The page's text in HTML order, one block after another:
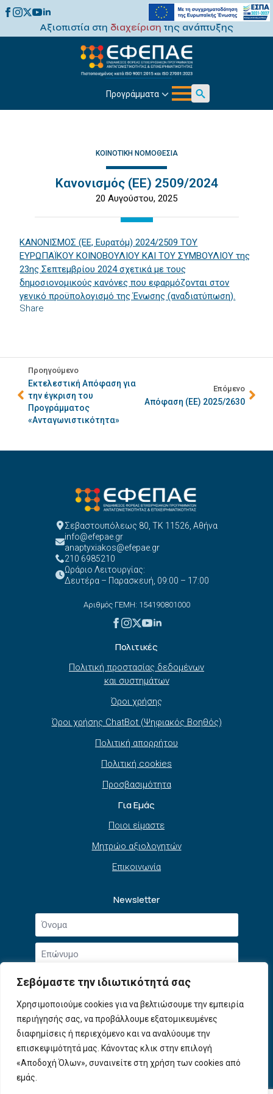
Σεβόμαστε την ιδιωτικότητά σας
Χρησιμοποιούμε cookies για να βελτιώσουμε την εμπειρία
περιήγησής σας, να προβάλλουμε εξατομικευμένες
διαφημίσεις ή περιεχόμενο και να αναλύουμε την
επισκεψιμότητά μας. Κάνοντας κλικ στην επιλογή
«Αποδοχή Όλων», συναινείτε στη χρήση των cookies από
εμάς.
Αξιοπιστία στη διαχείριση της ανάπτυξης
Προγράμματα
Search
ΚΟΙΝΟΤΙΚΉ ΝΟΜΟΘΕΣΊΑ
Κανονισμός (ΕΕ) 2509/2024
20 Αυγούστου, 2025
Share
ΚΑΝΟΝΙΣΜΟΣ (ΕΕ, Ευρατόμ) 2024/2509 ΤΟΥ
ΕΥΡΩΠΑΪΚΟΥ ΚΟΙΝΟΒΟΥΛΙΟΥ ΚΑΙ ΤΟΥ ΣΥΜΒΟΥΛΙΟΥ της
23ης Σεπτεμβρίου 2024 σχετικά με τους
δημοσιονομικούς κανόνες που εφαρμόζονται στον
γενικό προϋπολογισμό της Ένωσης (αναδιατύπωση).
Προηγούμενο
Εκτελεστική Απόφαση για
την έγκριση του
Προγράμματος
«Ανταγωνιστικότητα»
Επόμενο
Απόφαση (ΕΕ) 2025/2630
Σεβαστουπόλεως 80, ΤΚ 11526, Αθήνα
info@efepae.gr
anaptyxiakos@efepae.gr
210 6985210
Ωράριο Λειτουργίας:
Δευτέρα – Παρασκευή, 09:00 – 17:00
Αριθμός ΓΕΜΗ: 154190801000
Πολιτικές
Πολιτική προστασίας δεδομένων
και συστημάτων
Όροι χρήσης
Όροι χρήσης ChatBot (Ψηφιακός Βοηθός)
Πολιτική απορρήτου
Πολιτική cookies
Προσβασιμότητα
Για Εμάς
Ποιοι είμαστε
Μητρώο αξιολογητών
Επικοινωνία
Newsletter
Όνομα
Επώνυμο
Email
*
Αποδοχή
όρων
χρήσης
*
Συμφωνώ με την Πολιτική Απορρήτουκαι τους
Όρους Χρήσης.
Εγγραφή